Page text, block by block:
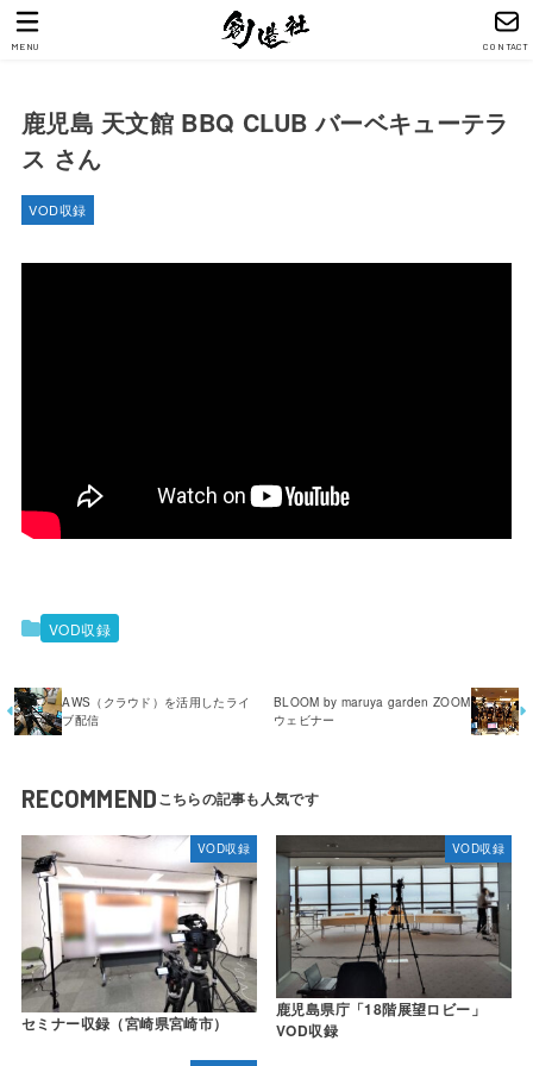
CONTACT
MENU
鹿児島 天文館 BBQ CLUB バーベキューテラ
ス さん
VOD収録
VOD収録
AWS（クラウド）を活用したライ
ブ配信
BLOOM by maruya garden ZOOM
ウェビナー
RECOMMEND
VOD収録
セミナー収録（宮崎県宮崎市）
VOD収録
鹿児島県庁「18階展望ロビー」
VOD収録